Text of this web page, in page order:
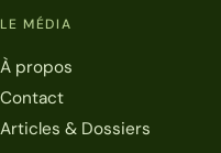
LE MÉDIA
À propos
Contact
Articles & Dossiers